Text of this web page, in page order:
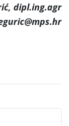
dipl.ing.agr